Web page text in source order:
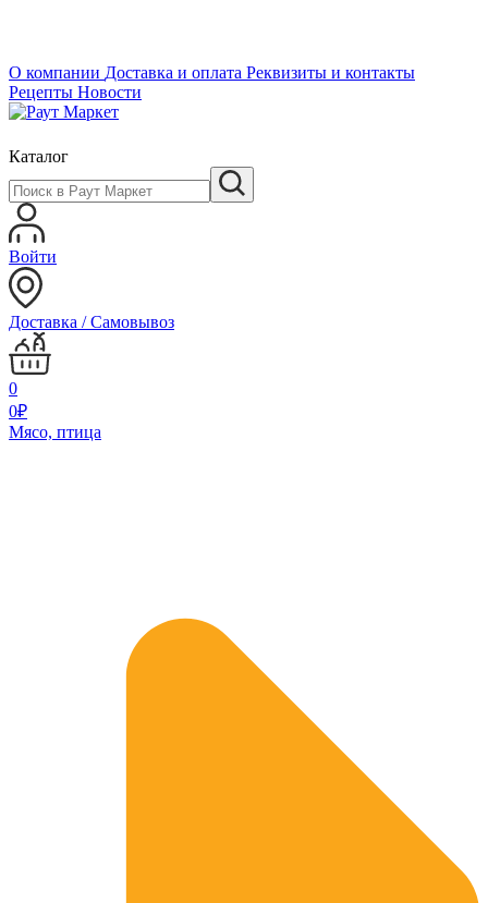
О компании Доставка и оплата Реквизиты и контакты
Рецепты Новости
Каталог
Войти
Доставка / Самовывоз
0
0₽
Мясо, птица